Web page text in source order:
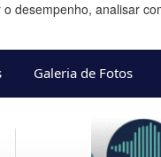
desempenho, analisar
Galeria de Fotos